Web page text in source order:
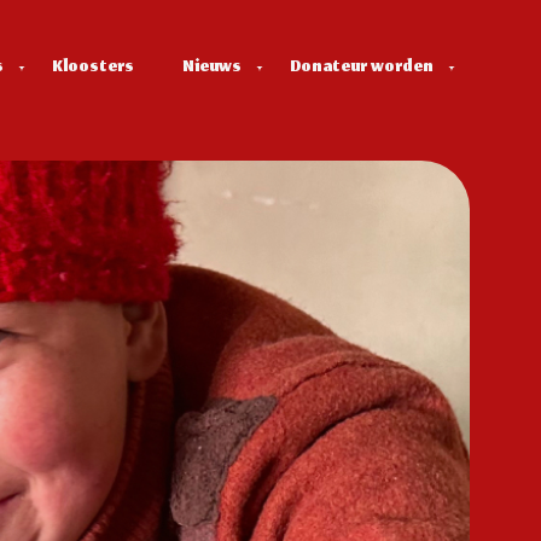
Kloosters Nieuws Donateur worden